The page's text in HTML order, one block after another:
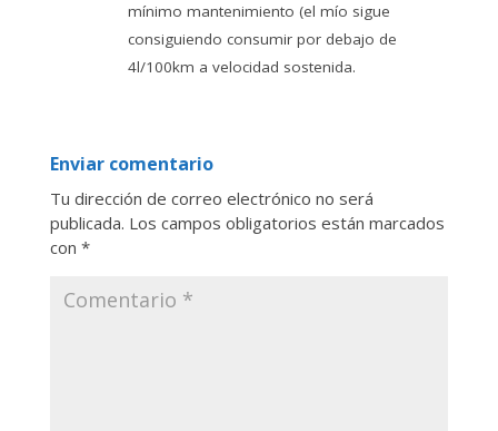
mínimo mantenimiento (el mío sigue
consiguiendo consumir por debajo de
4l/100km a velocidad sostenida.
Enviar comentario
Tu dirección de correo electrónico no será
publicada. Los campos obligatorios están marcados
con *